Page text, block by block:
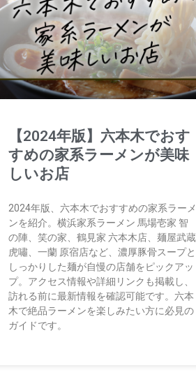
【2024年版】六本木でおす
すめの家系ラーメンが美味
しいお店
2024年版、六本木でおすすめの家系ラーメ
ンを紹介。横浜家系ラーメン 馬場壱家 智
の陣、笑の家、鶴見家 六本木店、麺屋武蔵
虎嘯、一蘭 原宿店など、濃厚豚骨スープと
しっかりした麺が自慢の店舗をピックアッ
プ。アクセス情報や詳細リンクも掲載し、
訪れる前に最新情報を確認可能です。六本
木で絶品ラーメンを楽しみたい方に必見の
ガイドです。